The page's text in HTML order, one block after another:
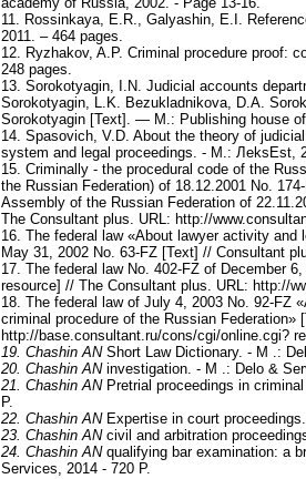
11. Rossinkaya, E.R., Galyashin, E.I.
2011. – 464 pages.
12. Ryzhakov, A.P. Criminal procedure proof:
248 pages.
13. Sorokotyagin, I.N. Judicial accounts
Sorokotyagin, L.K. Bezukladnikova, D.A.
Sorokotyagin [Text]. — M.: Publishing house
14. Spasovich, V.D. About the theory of
system and legal proceedings. - M.: ЛeksEst,
15. Criminally - the procedural code of the
the Russian Federation) of 18.12.2001 No.
Assembly of the Russian Federation of
The Consultant plus. URL: http://
16. The federal law «About lawyer activity
May 31, 2002 No. 63-FZ [Text] // Consultant
17. The federal law No. 402-FZ of December
resource] // The Consultant plus. URL: http://
18. The federal law of July 4, 2003 No. 92-FZ
criminal procedure of the Russian Federation»
http://base.consultant.ru/cons/cgi/online.cgi?
19. Chashin ANShort Law Dictionary. - M .:
20. Chashin ANinvestigation. - M .: Delo &
21. Chashin ANPretrial proceedings in
P.
22. Chashin ANExpertise in court
23. Chashin ANcivil and arbitration
24. Chashin ANqualifying bar examination: a
Services, 2014 - 720 P.